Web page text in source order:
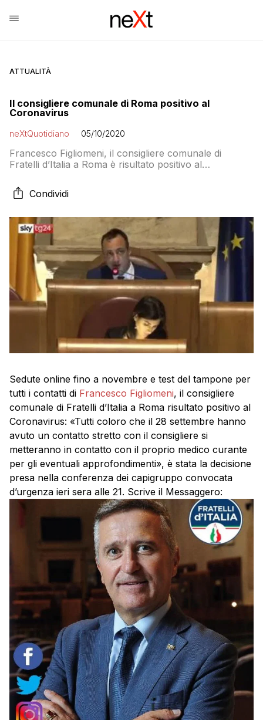
ATTUALITÀ
Il consigliere comunale di Roma positivo al
Coronavirus
neXtQuotidiano 05/10/2020
Francesco Figliomeni, il consigliere comunale di
Fratelli d’Italia a Roma è risultato positivo al
dovrebbe essere prevista la quarantena
Condividi
Sedute online fino a novembre e test del tampone per
tutti i contatti di Francesco Figliomeni, il consigliere
comunale di Fratelli d’Italia a Roma risultato positivo al
Coronavirus: «Tutti coloro che il 28 settembre hanno
avuto un contatto stretto con il consigliere si
metteranno in contatto con il proprio medico curante
per gli eventuali approfondimenti», è stata la decisione
presa nella conferenza dei capigruppo convocata
d’urgenza ieri sera alle 21. Scrive il Messaggero: